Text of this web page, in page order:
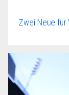
Zwei Neue für